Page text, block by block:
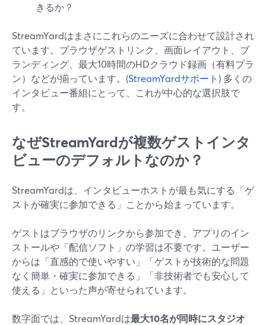
きるか？
StreamYardはまさにこれらのニーズに合わせて設計され
ています。ブラウザゲストリンク、画面レイアウト、ブ
ランディング、最大10時間のHDクラウド録画（有料プラ
ン）などが揃っています。(StreamYardサポート ) 多くの
インタビュー番組にとって、これが中心的な選択肢で
す。
なぜStreamYardが複数ゲストインタ
ビューのデフォルトなのか？
StreamYardは、インタビューホストが最も気にする「ゲ
ストが確実に参加できる」ことから始まっています。
ゲストはブラウザのリンクから参加でき、アプリのイン
ストールや「配信ソフト」の学習は不要です。ユーザー
からは「直感的で使いやすい」「ゲストが技術的な問題
なく簡単・確実に参加できる」「非技術者でも安心して
使える」といった声が寄せられています。
数字面では、StreamYardは最大10名が同時にスタジオ